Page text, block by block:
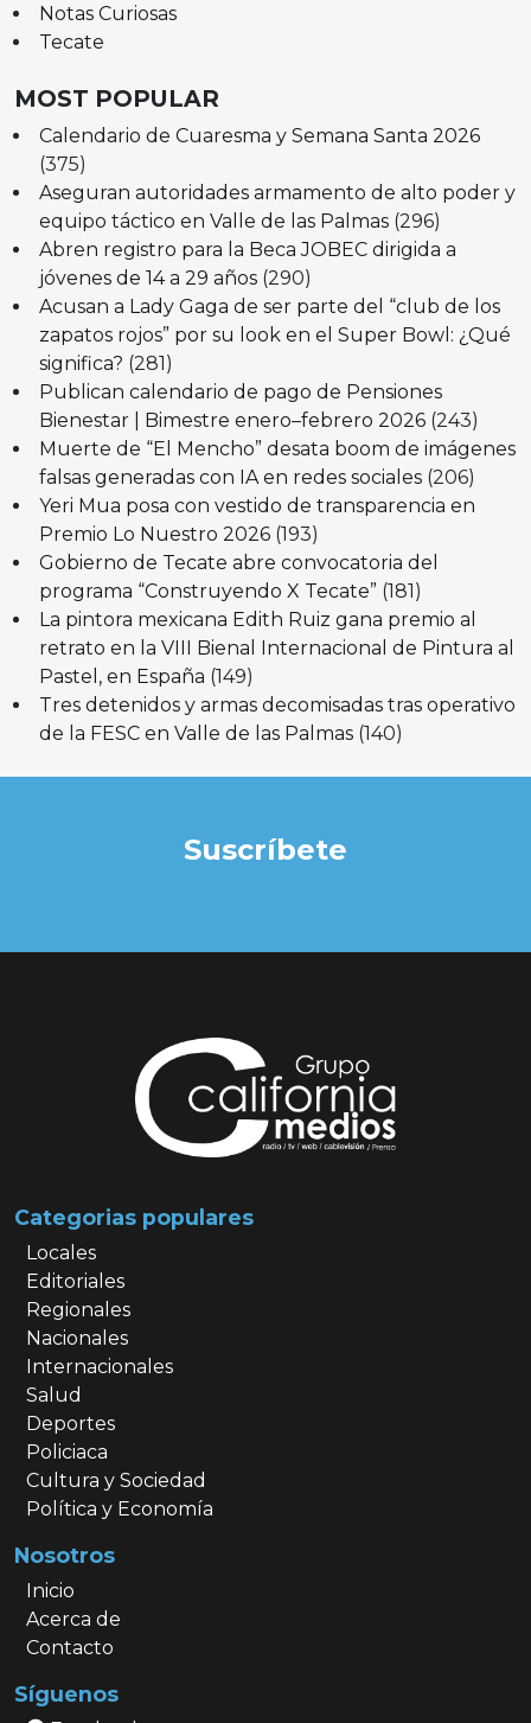
Notas Curiosas
Tecate
MOST POPULAR
Calendario de Cuaresma y Semana Santa 2026
(375)
Aseguran autoridades armamento de alto poder y
equipo táctico en Valle de las Palmas (296)
Abren registro para la Beca JOBEC dirigida a
jóvenes de 14 a 29 años (290)
Acusan a Lady Gaga de ser parte del “club de los
zapatos rojos” por su look en el Super Bowl: ¿Qué
significa? (281)
Publican calendario de pago de Pensiones
Bienestar | Bimestre enero–febrero 2026 (243)
Muerte de “El Mencho” desata boom de imágenes
falsas generadas con IA en redes sociales (206)
Yeri Mua posa con vestido de transparencia en
Premio Lo Nuestro 2026 (193)
Gobierno de Tecate abre convocatoria del
programa “Construyendo X Tecate” (181)
La pintora mexicana Edith Ruiz gana premio al
retrato en la VIII Bienal Internacional de Pintura al
Pastel, en España (149)
Tres detenidos y armas decomisadas tras operativo
de la FESC en Valle de las Palmas (140)
Suscríbete
Categorias populares
Locales
Editoriales
Regionales
Nacionales
Internacionales
Salud
Deportes
Policiaca
Cultura y Sociedad
Política y Economía
Nosotros
Inicio
Acerca de
Contacto
Síguenos